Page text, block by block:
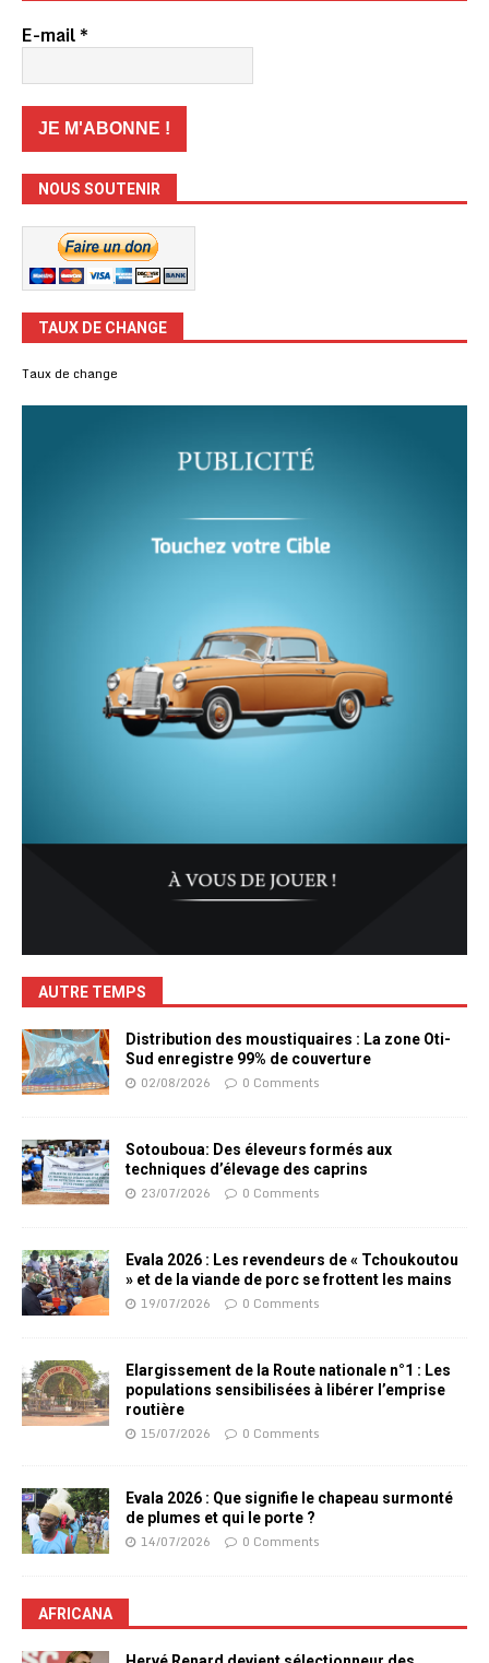
E-mail*
NOUS SOUTENIR
TAUX DE CHANGE
Taux de change
AUTRE TEMPS
Distribution des moustiquaires : La zone Oti-
Sud enregistre 99% de couverture
02/08/2026 0 Comments
Sotouboua: Des éleveurs formés aux
techniques d’élevage des caprins
23/07/2026 0 Comments
Evala 2026 : Les revendeurs de « Tchoukoutou
» et de la viande de porc se frottent les mains
19/07/2026 0 Comments
Elargissement de la Route nationale n°1 : Les
populations sensibilisées à libérer l’emprise
routière
15/07/2026 0 Comments
Evala 2026 : Que signifie le chapeau surmonté
de plumes et qui le porte ?
14/07/2026 0 Comments
AFRICANA